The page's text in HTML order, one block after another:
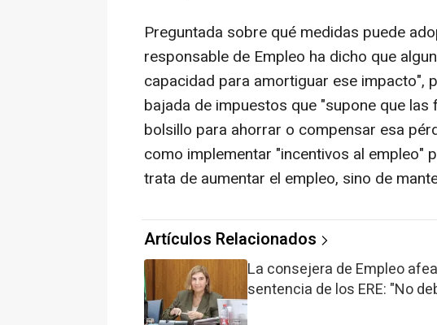
Preguntada sobre qué medidas puede
responsable de Empleo ha dicho que
capacidad para amortiguar ese impacto",
bajada de impuestos que "supone que las
bolsillo para ahorrar o compensar esa
como implementar "incentivos al empleo"
trata de aumentar el empleo, sino de
Artículos Relacionados
La consejera de Empleo
sentencia de los ERE: "No